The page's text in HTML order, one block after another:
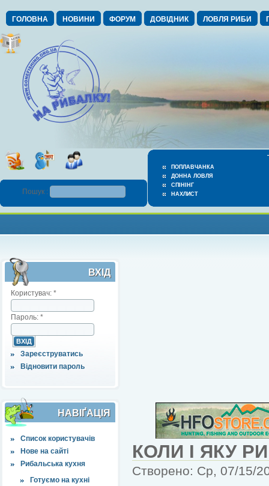
ГОЛОВНА НОВИНИ ФОРУМ ДОВІДНИК ЛОВЛЯ РИБИ
ПОПЛАВЧАНКА
ДОННА ЛОВЛЯ
СПІНІНГ
НАХЛИСТ
Пошук :
ВХІД
Користувач: *
Пароль: *
Зареєструватись
Відновити пароль
НАВІҐАЦІЯ
Список користувачів
Нове на сайті
Рибальська кухня
Готуємо на кухні
КОЛИ І ЯКУ
Створено: Ср, 07/15/